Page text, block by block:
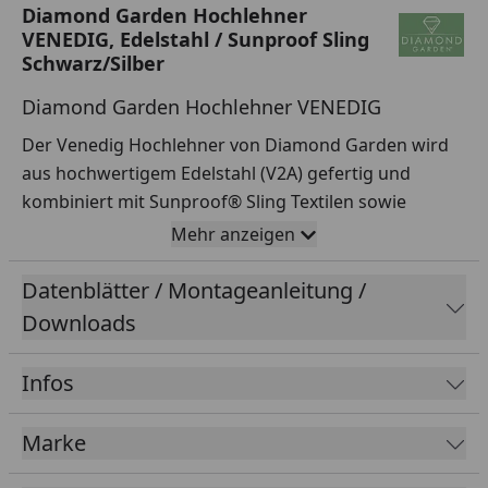
Diamond Garden Hochlehner
VENEDIG, Edelstahl / Sunproof Sling
Schwarz/Silber
Diamond Garden Hochlehner VENEDIG
Der Venedig Hochlehner von Diamond Garden wird
aus hochwertigem Edelstahl (V2A) gefertig und
kombiniert mit Sunproof® Sling Textilen sowie
Armlehnen aus Premium Teak. Er ist wetterbeständig
und bietet einen hohen Sitzkomfort.
Merkmale
Maße
Mehr anzeigen
Datenblätter / Montageanleitung /
Downloads
Infos
Marke